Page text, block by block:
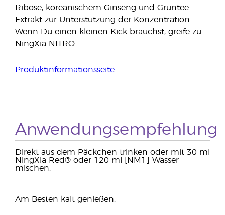
Ribose, koreanischem Ginseng und Grüntee-
Extrakt zur Unterstützung der Konzentration.
Wenn Du einen kleinen Kick brauchst, greife zu
NingXia NITRO.
Produktinformationsseite
Anwendungsempfehlung
Direkt aus dem Päckchen trinken oder mit 30 ml
NingXia Red® oder 120 ml [NM1] Wasser
mischen.
Am Besten kalt genießen.